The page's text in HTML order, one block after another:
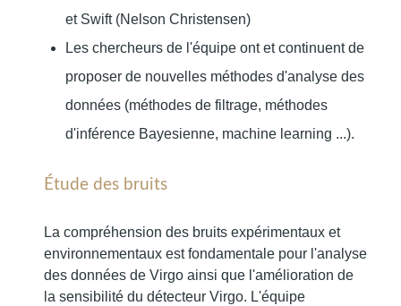
et Swift (Nelson Christensen)
Les chercheurs de l'équipe ont et continuent de
proposer de nouvelles méthodes d'analyse des
données (méthodes de filtrage, méthodes
d'inférence Bayesienne, machine learning ...).
Étude des bruits
La compréhension des bruits expérimentaux et
environnementaux est fondamentale pour l'analyse
des données de Virgo ainsi que l'amélioration de
la sensibilité du détecteur Virgo. L'équipe